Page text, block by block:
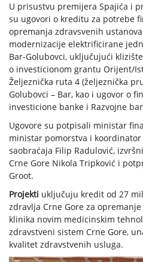
U prisustvu premijera Spajića i
su ugovori o kreditu za potrebe
opremanja zdravsvenih
modernizacije elektrificirane
Bar-Golubovci, uključujući
o investicionom grantu Orijent/
Željeznička ruta 4 (željeznička
Golubovci – Bar, kao i ugovor o
investicione banke i Razvojne
Ugovore su potpisali ministar
ministar pomorstva i
saobraćaja Filip Radulović,
Crne Gore Nikola Tripković i
Groot.
Projekti uključuju kredit od 27
zdravlja Crne Gore za
klinika novim medicinskim
zdravstveni sistem Crne Gore,
kvalitet zdravstvenih usluga.